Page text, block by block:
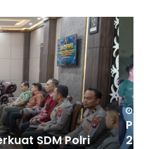
Piala Presiden
Persebaya